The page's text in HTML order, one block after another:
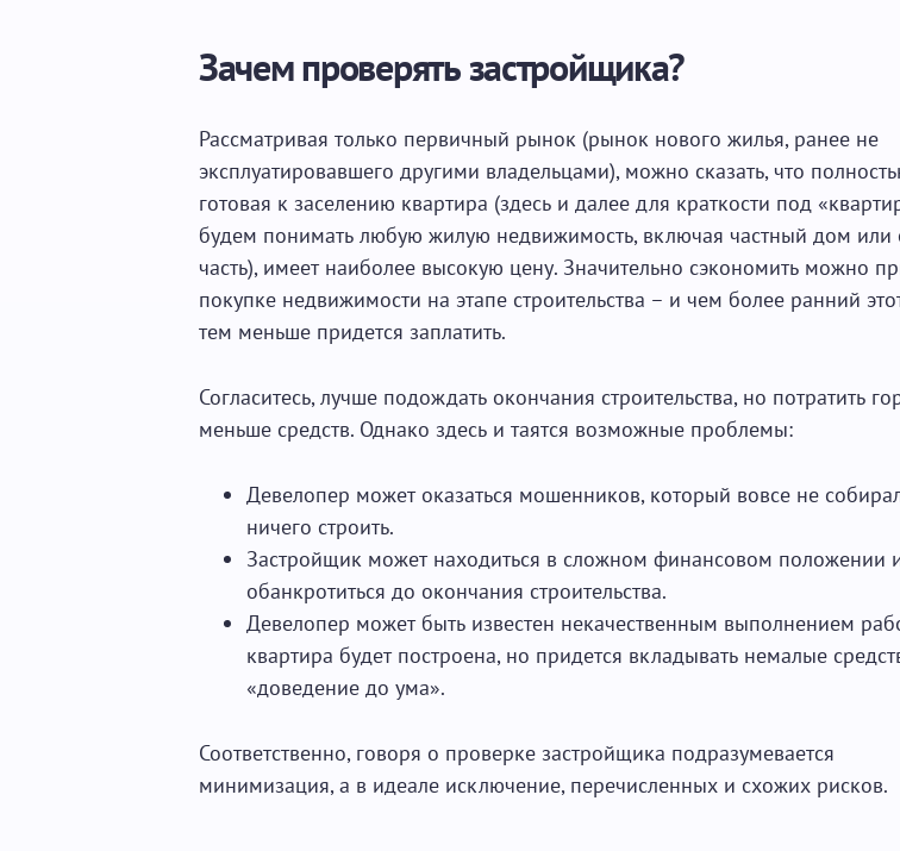
Зачем проверять застройщика?
Рассматривая только первичный рынок (рынок нового жилья, ранее не
эксплуатировавшего другими владельцами), можно сказать, что
готовая к заселению квартира (здесь и далее для краткости под
будем понимать любую жилую недвижимость, включая частный дом или
часть), имеет наиболее высокую цену. Значительно сэкономить можно
покупке недвижимости на этапе строительства – и чем более ранний
тем меньше придется заплатить.
Согласитесь, лучше подождать окончания строительства, но потратить
меньше средств. Однако здесь и таятся возможные проблемы:
Девелопер может оказаться мошенников, который вовсе не
ничего строить.
Застройщик может находиться в сложном финансовом положении
обанкротиться до окончания строительства.
Девелопер может быть известен некачественным выполнением
квартира будет построена, но придется вкладывать немалые
«доведение до ума».
Соответственно, говоря о проверке застройщика подразумевается
минимизация, а в идеале исключение, перечисленных и схожих рисков.